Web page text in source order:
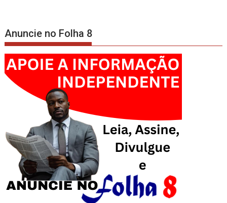
Anuncie no Folha 8